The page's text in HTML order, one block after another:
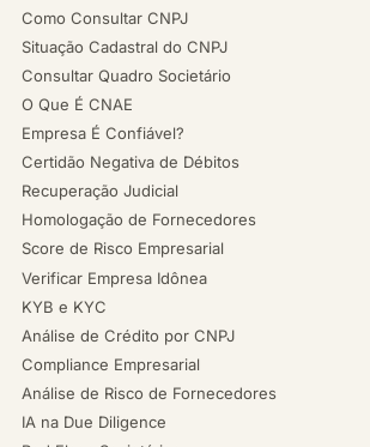
Como Consultar CNPJ
Situação Cadastral do CNPJ
Consultar Quadro Societário
O Que É CNAE
Empresa É Confiável?
Certidão Negativa de Débitos
Recuperação Judicial
Homologação de Fornecedores
Score de Risco Empresarial
Verificar Empresa Idônea
KYB e KYC
Análise de Crédito por CNPJ
Compliance Empresarial
Análise de Risco de Fornecedores
IA na Due Diligence